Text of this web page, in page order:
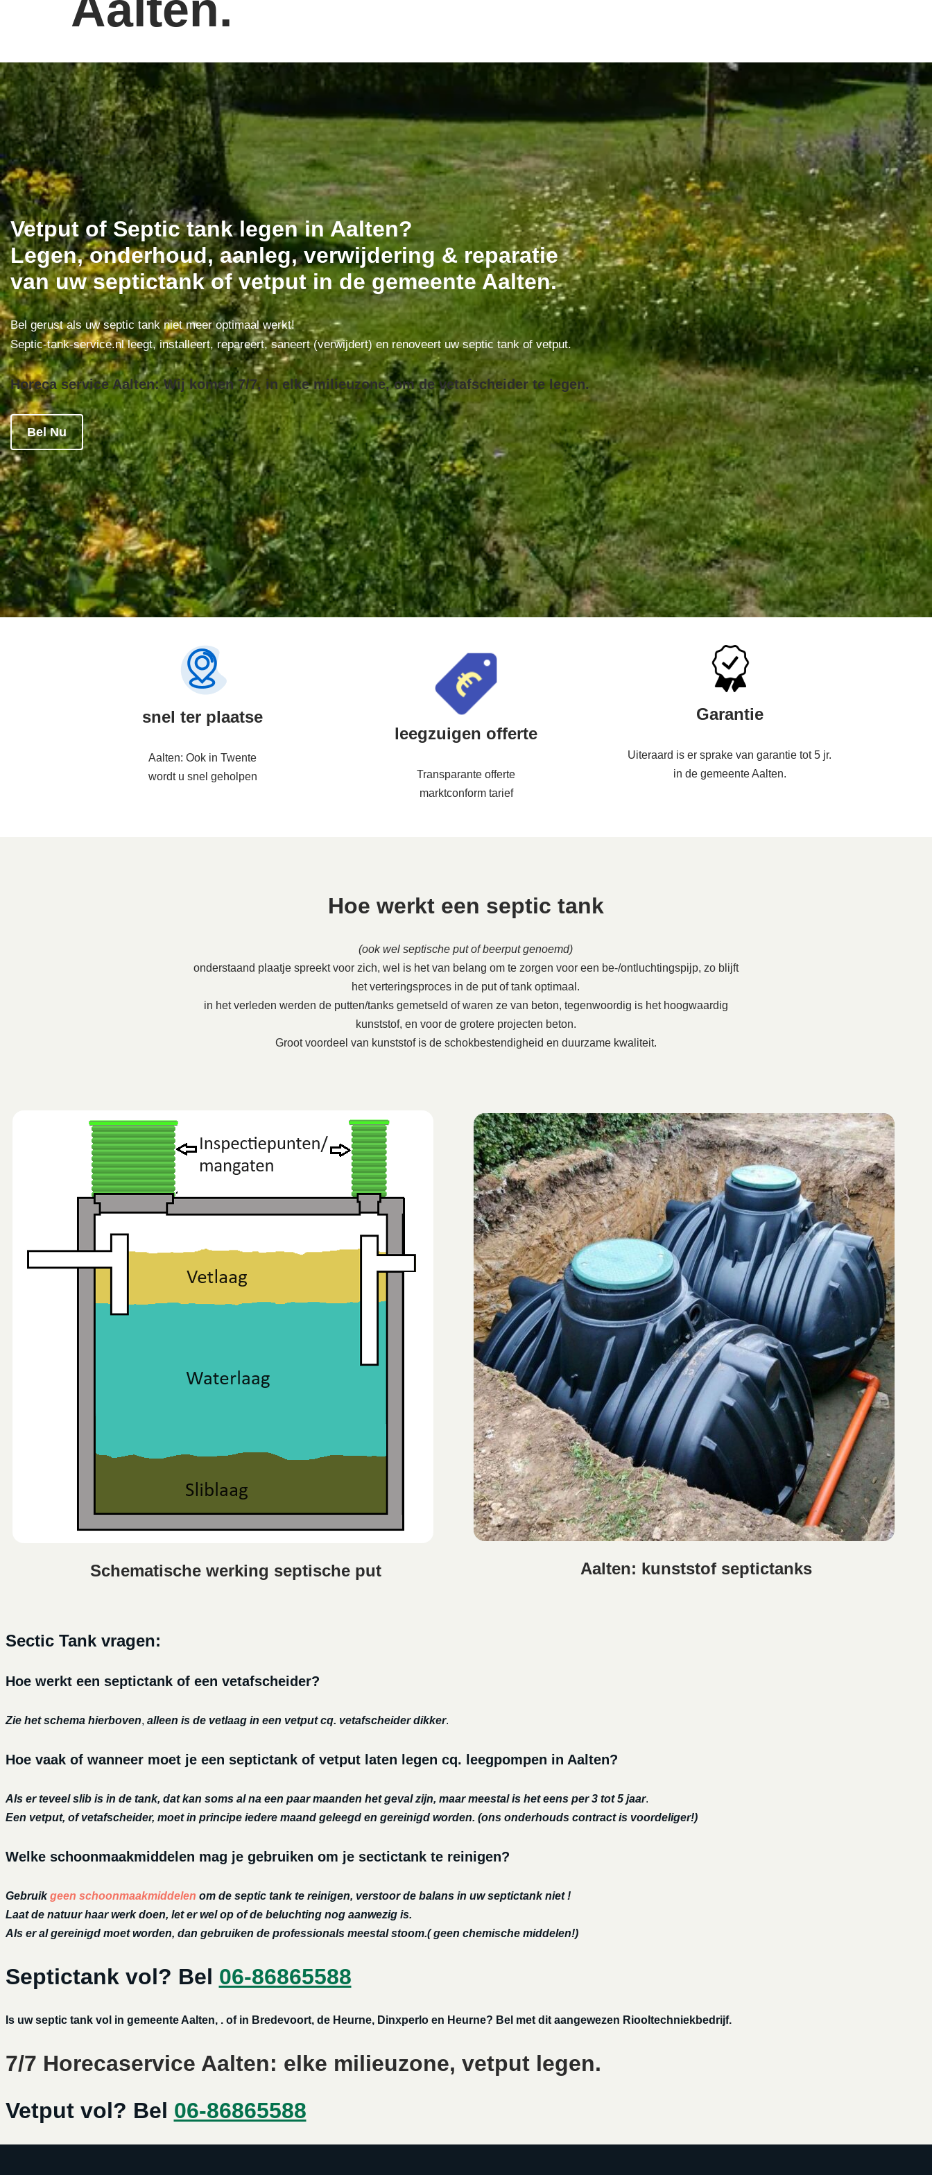
Vetput of Septic tank legen in Aalten?
Legen, onderhoud, aanleg, verwijdering & reparatie
van uw septictank of vetput in de gemeente Aalten.
Bel gerust als uw septic tank niet meer optimaal werkt!
Septic-tank-service.nl leegt, installeert, repareert, saneert (verwijdert) en renoveert uw septic tank of vetput.
Horeca service Aalten: Wij komen 7/7, in elke milieuzone, om de vetafscheider te legen.
Bel Nu
snel ter plaatse
Aalten: Ook in Twente
wordt u snel geholpen
leegzuigen offerte
Transparante offerte
marktconform tarief
Garantie
Uiteraard is er sprake van garantie tot 5 jr.
in de gemeente Aalten.
Hoe werkt een septic tank
(ook wel septische put of beerput genoemd)
onderstaand plaatje spreekt voor zich, wel is het van belang om te zorgen voor een be-/ontluchtingspijp, zo blijft
het verteringsproces in de put of tank optimaal.
in het verleden werden de putten/tanks gemetseld of waren ze van beton, tegenwoordig is het hoogwaardig
kunststof, en voor de grotere projecten beton.
Groot voordeel van kunststof is de schokbestendigheid en duurzame kwaliteit.
Schematische werking septische put Aalten: kunststof septictanks
Sectic Tank vragen:
Hoe werkt een septictank of een vetafscheider?
Zie het schema hierboven, alleen is de vetlaag in een vetput cq. vetafscheider dikker.
Hoe vaak of wanneer moet je een septictank of vetput laten legen cq. leegpompen in Aalten?
Als er teveel slib is in de tank, dat kan soms al na een paar maanden het geval zijn, maar meestal is het eens per 3 tot 5 jaar.
Een vetput, of vetafscheider, moet in principe iedere maand geleegd en gereinigd worden. (ons onderhouds contract is voordeliger!)
Welke schoonmaakmiddelen mag je gebruiken om je sectictank te reinigen?
Gebruikgeen schoonmaakmiddelen om de septic tank te reinigen, verstoor de balans in uw septictank niet !
Laat de natuur haar werk doen, let er wel op of de beluchting nog aanwezig is.
Als er al gereinigd moet worden, dan gebruiken de professionals meestal stoom.( geen chemische middelen!)
Septictank vol? Bel 06-86865588
Is uw septic tank vol in gemeente Aalten, . of in Bredevoort, de Heurne, Dinxperlo en Heurne? Bel met dit aangewezen Riooltechniekbedrijf.
7/7 Horecaservice Aalten: elke milieuzone, vetput legen.
Vetput vol? Bel 06-86865588